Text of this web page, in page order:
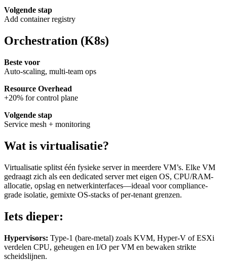
Volgende stap
Add container registry
Orchestration (K8s)
Beste voor
Auto-scaling, multi-team ops
Resource Overhead
+20% for control plane
Volgende stap
Service mesh + monitoring
Wat is virtualisatie?
Virtualisatie splitst één fysieke server in meerdere VM’s. Elke VM
gedraagt zich als een dedicated server met eigen OS, CPU/RAM-
allocatie, opslag en netwerkinterfaces—ideaal voor compliance-
grade isolatie, gemixte OS-stacks of per-tenant grenzen.
Iets dieper:
Hypervisors: Type-1 (bare-metal) zoals KVM, Hyper-V of ESXi
verdelen CPU, geheugen en I/O per VM en bewaken strikte
scheidslijnen.